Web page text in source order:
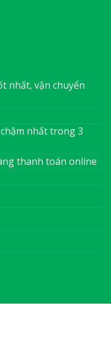
nhất, vận chuyển
nhất trong 3
thanh toán online